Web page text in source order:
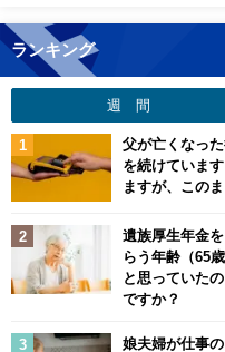
ランキング
週 間
父が亡くなっ
を続けていま
ますが、この
遺族厚生年金
らう年齢（65
と思っていた
ですか？
娘夫婦が仕事